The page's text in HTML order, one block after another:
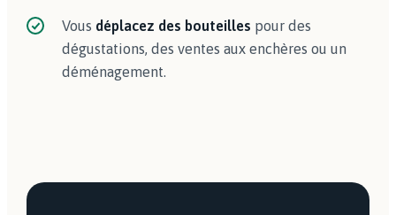
Vous déplacez des bouteilles pour des
dégustations, des ventes aux enchères ou un
déménagement.